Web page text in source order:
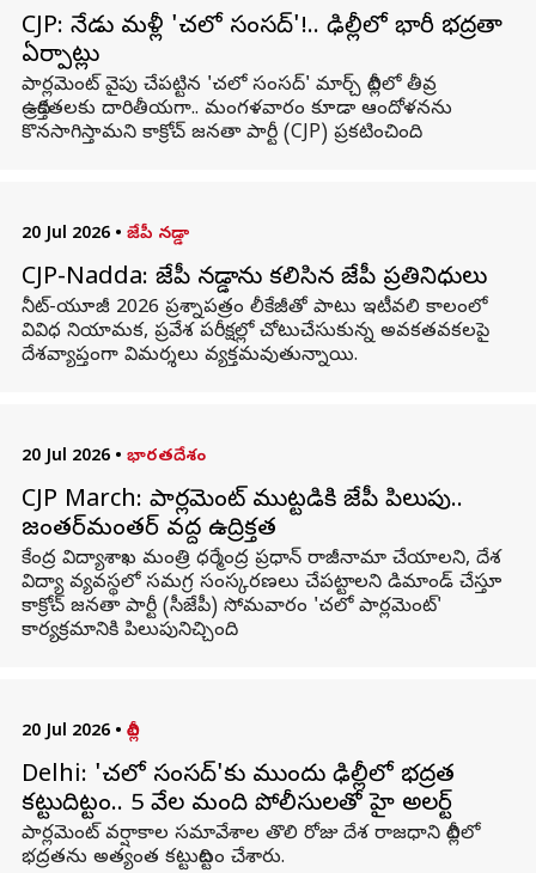
CJP: నేడు మళ్లీ 'చలో సంసద్‌'!.. ఢిల్లీలో భారీ భద్రతా
ఏర్పాట్లు
పార్లమెంట్‌ వైపు చేపట్టిన 'చలో సంసద్‌' మార్చ్‌ దిల్లీలో తీవ్ర
ఉద్రిక్తతలకు దారితీయగా.. మంగళవారం కూడా ఆందోళనను
కొనసాగిస్తామని కాక్రోచ్‌ జనతా పార్టీ (CJP) ప్రకటించింది.
20 Jul 2026 • జేపీ నడ్డా
CJP-Nadda: జేపీ నడ్డాను కలిసిన సీజేపీ ప్రతినిధులు
నీట్-యూజీ 2026 ప్రశ్నాపత్రం లీకేజీతో పాటు ఇటీవలి కాలంలో
వివిధ నియామక, ప్రవేశ పరీక్షల్లో చోటుచేసుకున్న అవకతవకలపై
దేశవ్యాప్తంగా విమర్శలు వ్యక్తమవుతున్నాయి.
20 Jul 2026 • భారతదేశం
CJP March: పార్లమెంట్ ముట్టడికి సీజేపీ పిలుపు..
జంతర్‌మంతర్ వద్ద ఉద్రిక్తత
కేంద్ర విద్యాశాఖ మంత్రి ధర్మేంద్ర ప్రధాన్ రాజీనామా చేయాలని, దేశ
విద్యా వ్యవస్థలో సమగ్ర సంస్కరణలు చేపట్టాలని డిమాండ్ చేస్తూ
కాక్రోచ్ జనతా పార్టీ (సీజేపీ) సోమవారం 'చలో పార్లమెంట్'
కార్యక్రమానికి పిలుపునిచ్చింది.
20 Jul 2026 • దిల్లీ
Delhi: 'చలో సంసద్'కు ముందు ఢిల్లీలో భద్రత
కట్టుదిట్టం.. 5 వేల మంది పోలీసులతో హై అలర్ట్
పార్లమెంట్ వర్షాకాల సమావేశాల తొలి రోజు దేశ రాజధాని దిల్లీలో
భద్రతను అత్యంత కట్టుదిట్టం చేశారు.